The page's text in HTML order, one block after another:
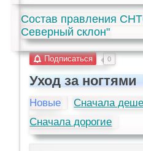
Состав правления
Северный склон"
Подписаться 0
Уход за ногтями
Новые
Сначала
Сначала дорогие